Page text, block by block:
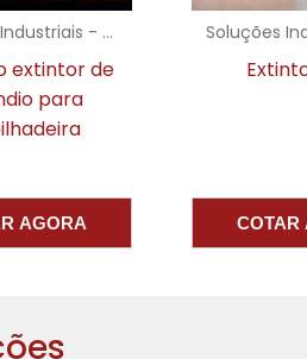
Soluções Industriais - AC
extintor de
para
AGORA COTAR